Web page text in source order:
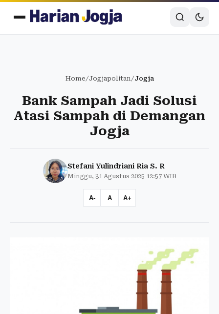
Home/Jogjapolitan/Jogja
Bank Sampah Jadi Solusi
Atasi Sampah di Demangan
Jogja
Stefani Yulindriani Ria S. R
Minggu, 31 Agustus 2025 12:57 WIB
A- A A+